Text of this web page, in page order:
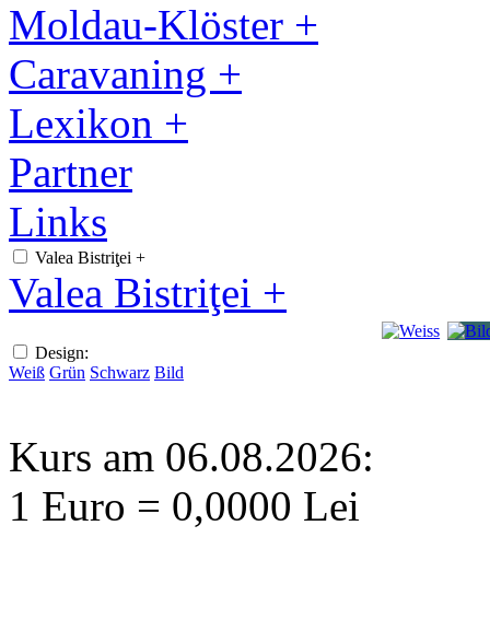
Moldau-Klöster +
Caravaning +
Lexikon +
Partner
Links
Valea Bistriţei +
Valea Bistriţei +
Design:
Weiß Grün Schwarz Bild
Kurs am 06.08.2026:
1 Euro = 0,0000 Lei